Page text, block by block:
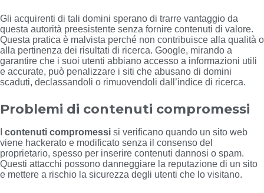
Gli acquirenti di tali domini sperano di trarre vantaggio da
questa autorità preesistente senza fornire contenuti di valore.
Questa pratica è malvista perché non contribuisce alla qualità o
alla pertinenza dei risultati di ricerca. Google, mirando a
garantire che i suoi utenti abbiano accesso a informazioni utili
e accurate, può penalizzare i siti che abusano di domini
scaduti, declassandoli o rimuovendoli dall’indice di ricerca.
Problemi di contenuti compromessi
contenuti compromessi si verificano quando un sito web
viene hackerato e modificato senza il consenso del
proprietario, spesso per inserire contenuti dannosi o spam.
Questi attacchi possono danneggiare la reputazione di un sito
e mettere a rischio la sicurezza degli utenti che lo visitano.